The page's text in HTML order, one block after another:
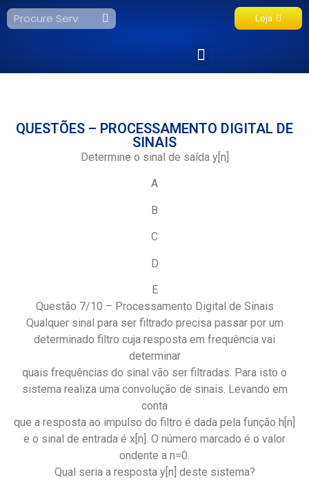
Loja
QUESTÕES – PROCESSAMENTO DIGITAL DE
SINAIS
Determine o sinal de saída y[n]
A
B
C
D
E
Questão 7/10 – Processamento Digital de Sinais
Qualquer sinal para ser filtrado precisa passar por um
determinado filtro cuja resposta em frequência vai
determinar
quais frequências do sinal vão ser filtradas. Para isto o
sistema realiza uma convolução de sinais. Levando em
conta
que a resposta ao impulso do filtro é dada pela função h[n]
e o sinal de entrada é x[n]. O número marcado é o valor
ondente a n=0.
Qual seria a resposta y[n] deste sistema?